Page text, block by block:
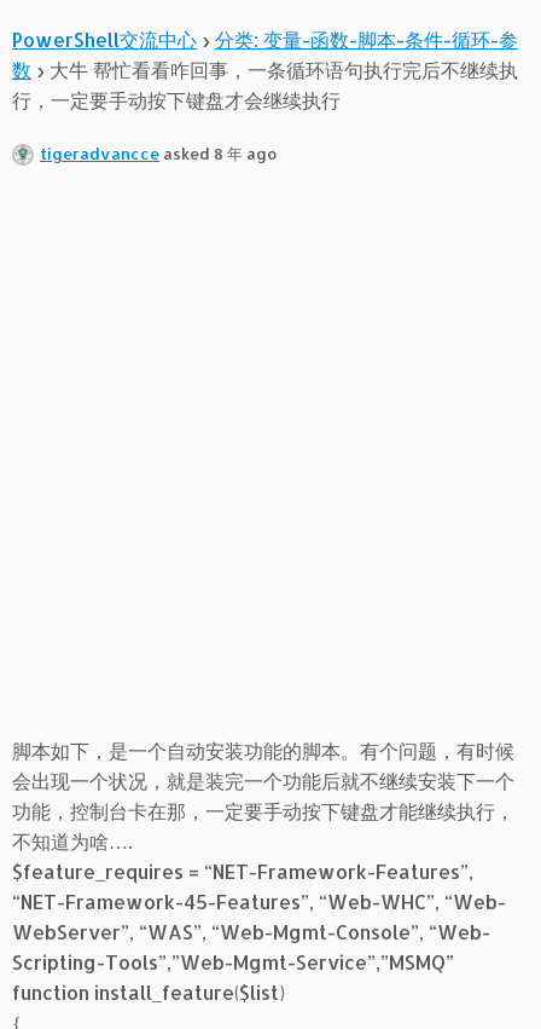
PowerShell交流中心 › 分类: 变量-函数-脚本-条件-循环-参
数 › 大牛 帮忙看看咋回事，一条循环语句执行完后不继续执
行，一定要手动按下键盘才会继续执行
tigeradvancce asked 8 年 ago
脚本如下，是一个自动安装功能的脚本。有个问题，有时候
会出现一个状况，就是装完一个功能后就不继续安装下一个
功能，控制台卡在那，一定要手动按下键盘才能继续执行，
不知道为啥….
$feature_requires = “NET-Framework-Features”,
“NET-Framework-45-Features”, “Web-WHC”, “Web-
WebServer”, “WAS”, “Web-Mgmt-Console”, “Web-
Scripting-Tools”,”Web-Mgmt-Service”,”MSMQ”
function install_feature($list)
{